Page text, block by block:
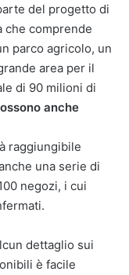
del progetto di
che comprende
parco agricolo, un
area per il
di 90 milioni di
anche
raggiungibile
una serie di
negozi, i cui
dettaglio sui
è facile